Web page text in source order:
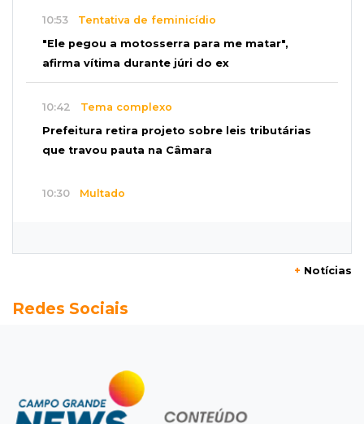
10:53 Tentativa de feminicídio
"Ele pegou a motosserra para me matar",
afirma vítima durante júri do ex
10:42 Tema complexo
Prefeitura retira projeto sobre leis tributárias
que travou pauta na Câmara
10:30 Multado
Feira de louças abre com fila e peças que
Locação de caminhões
Operação mira contratos de Três Lagoas e
empresas por corrupção
+ Notícias
Redes Sociais